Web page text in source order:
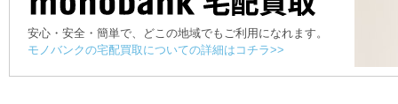
安心・安全・簡単で、どこの地域でもご利用になれます。
モノバンクの宅配買取についての詳細はコチラ>>